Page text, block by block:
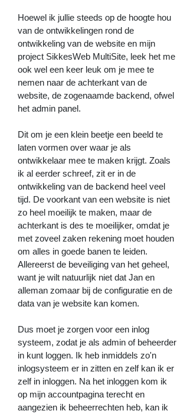
Hoewel ik jullie steeds op de hoogte hou
van de ontwikkelingen rond de
ontwikkeling van de website en mijn
project SikkesWeb MultiSite, leek het me
ook wel een keer leuk om je mee te
nemen naar de achterkant van de
website, de zogenaamde backend, ofwel
het admin panel.
Dit om je een klein beetje een beeld te
laten vormen over waar je als
ontwikkelaar mee te maken krijgt. Zoals
ik al eerder schreef, zit er in de
ontwikkeling van de backend heel veel
tijd. De voorkant van een website is niet
zo heel moeilijk te maken, maar de
achterkant is des te moeilijker, omdat je
met zoveel zaken rekening moet houden
om alles in goede banen te leiden.
Allereerst de beveiliging van het geheel,
want je wilt natuurlijk niet dat Jan en
alleman zomaar bij de configuratie en de
data van je website kan komen.
Dus moet je zorgen voor een inlog
systeem, zodat je als admin of beheerder
in kunt loggen. Ik heb inmiddels zo'n
inlogsysteem er in zitten en zelf kan ik er
zelf in inloggen. Na het inloggen kom ik
op mijn accountpagina terecht en
aangezien ik beheerrechten heb, kan ik